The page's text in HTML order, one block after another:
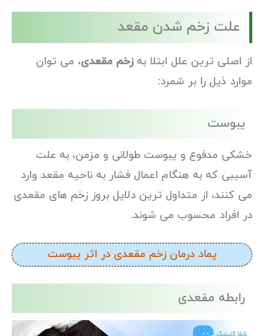
علت زخم شدن مقعد
از اصلی ترین علل ابتلا بهزخم مقعدی، می توان
موارد ذیل را بر شمرد:
یبوست
خشکی مدفوع و یبوست طولانی و مزمن، به علت
آسیبی که به هنگام اعمال فشار به ناحیه مقعد وارد
می کنند، از متداول ترین دلایل بروز زخم های مقعدی
در افراد محسوب می شوند.
پماد درمان زخم مقعدی در اثر یبوست
رابطه مقعدی